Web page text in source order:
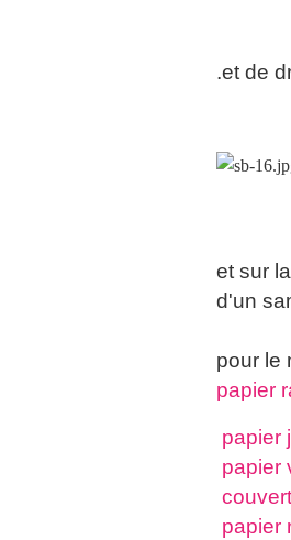
.et de
et sur
d'un
pour le
papier
papier
papier
papier